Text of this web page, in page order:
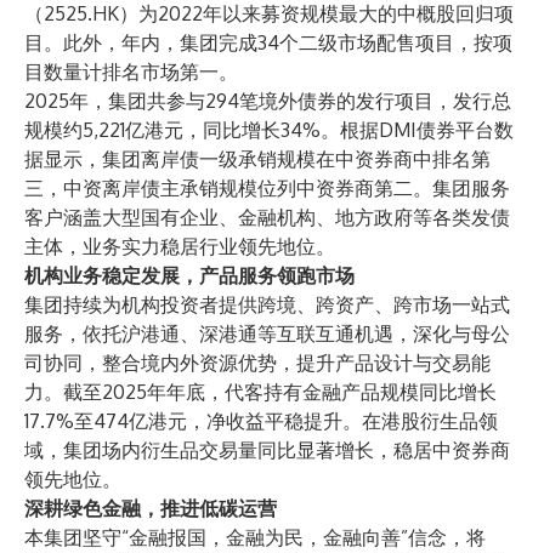
（2525.HK）为2022年以来募资规模最大的中概股回归项
目。此外，年内，集团完成34个二级市场配售项目，按项
目数量计排名市场第一。
2025年，集团共参与294笔境外债券的发行项目，发行总
规模约5,221亿港元，同比增长34%。根据DMI债券平台数
据显示，集团离岸债一级承销规模在中资券商中排名第
三，中资离岸债主承销规模位列中资券商第二。集团服务
客户涵盖大型国有企业、金融机构、地方政府等各类发债
主体，业务实力稳居行业领先地位。
机构业务稳定发展，产品服务领跑市场
集团持续为机构投资者提供跨境、跨资产、跨市场一站式
服务，依托沪港通、深港通等互联互通机遇，深化与母公
司协同，整合境内外资源优势，提升产品设计与交易能
力。截至2025年年底，代客持有金融产品规模同比增长
17.7%至474亿港元，净收益平稳提升。在港股衍生品领
域，集团场内衍生品交易量同比显著增长，稳居中资券商
领先地位。
深耕绿色金融，推进低碳运营
本集团坚守“金融报国，金融为民，金融向善”信念，将